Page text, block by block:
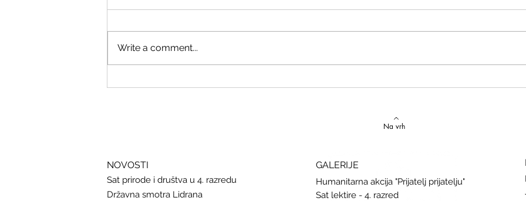
Write a comment...
Na vrh
NOVOSTI
Sat prirode i društva u 4. razredu
Državna smotra Lidrana
GALERIJE
Humanitarna akcija "Prijatelj prijatelju"
Sat lektire - 4. razred